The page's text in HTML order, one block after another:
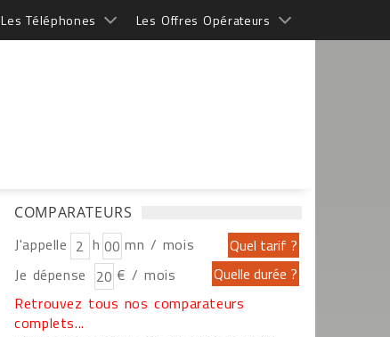
Les Téléphones Les Offres Opérateurs
COMPARATEURS
J'appelle h
mn / mois
Je dépense
€ / mois
Retrouvez tous nos comparateurs
complets...